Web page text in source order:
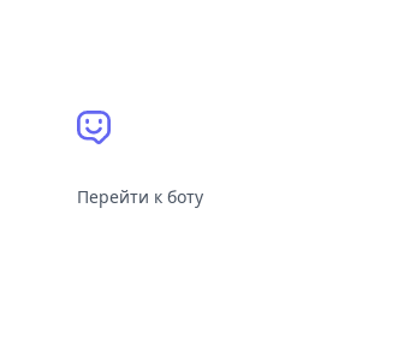
Перейти к боту